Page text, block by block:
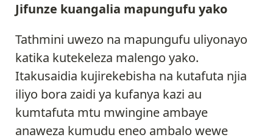
Jifunze kuangalia mapungufu yako
Tathmini uwezo na mapungufu uliyonayo
katika kutekeleza malengo yako.
Itakusaidia kujirekebisha na kutafuta njia
iliyo bora zaidi ya kufanya kazi au
kumtafuta mtu mwingine ambaye
anaweza kumudu eneo ambalo wewe